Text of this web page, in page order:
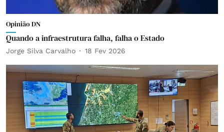
Opinião DN
Quando a infraestrutura falha, falha o Estado
Jorge Silva Carvalho 18 Fev 2026